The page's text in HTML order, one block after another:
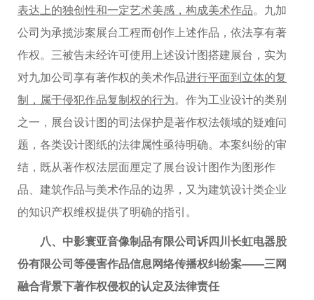
表达上的独创性和一定艺术美感，构成美术作品。九加
公司为承揽涉案展台工程而创作上述作品，依法享有著
作权。三被告未经许可使用上述设计图搭建展台，实为
对九加公司享有著作权的美术作品进行平面到立体的复
制，属于侵犯作品复制权的行为。作为工业设计的类别
之一，展台设计图的司法保护是著作权法领域的疑难问
题，各类设计图纸的法律属性亟待明确。本案纠纷的审
结，既从著作权法层面厘定了展台设计图作为图形作
品、建筑作品与美术作品的边界，又为建筑设计类企业
的知识产权维权提供了明确的指引。
八、中影寰亚音像制品有限公司诉四川长虹电器股
份有限公司等侵害作品信息网络传播权纠纷案——三网
融合背景下著作权侵权的认定及法律责任